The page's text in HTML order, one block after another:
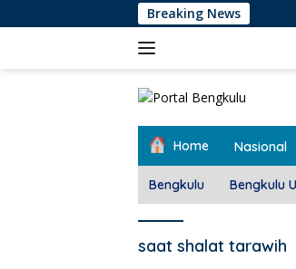
ke
Breaking News
Home Nasional
Bengkulu Bengkulu
saat shalat tarawih